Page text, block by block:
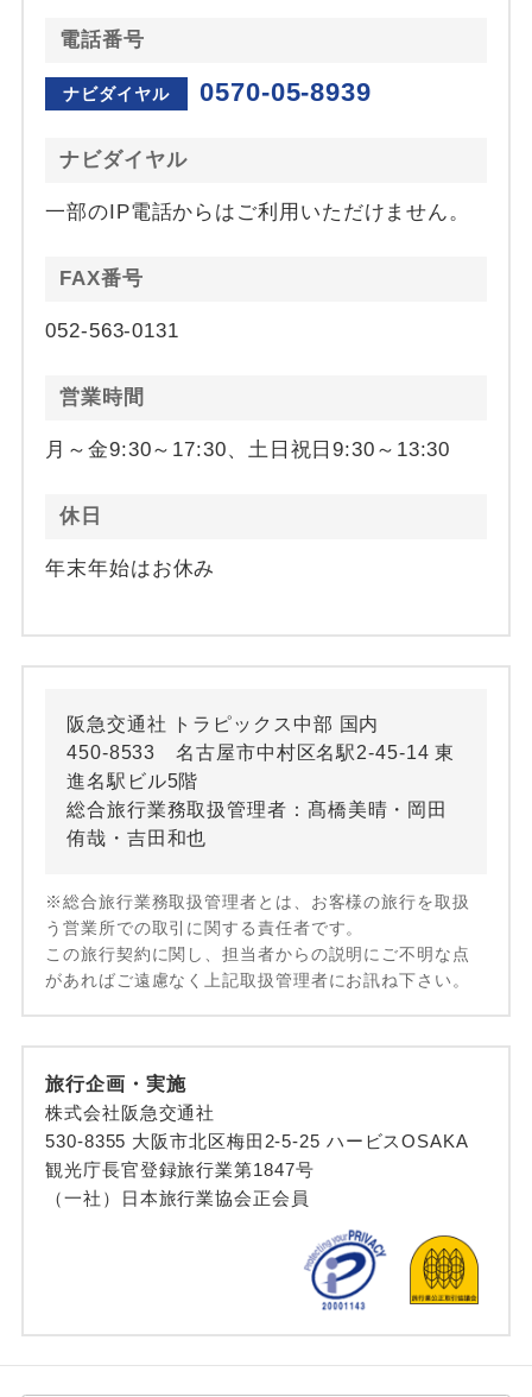
電話番号
ナビダイヤル 0570-05-8939
ナビダイヤル
一部のIP電話からはご利用いただけません。
FAX番号
052-563-0131
営業時間
月～金9:30～17:30、土日祝日9:30～13:30
休日
年末年始はお休み
阪急交通社 トラピックス中部 国内
450-8533 名古屋市中村区名駅2-45-14 東
進名駅ビル5階
総合旅行業務取扱管理者：髙橋美晴・岡田
侑哉・吉田和也
※総合旅行業務取扱管理者とは、お客様の旅行を取扱
う営業所での取引に関する責任者です。
この旅行契約に関し、担当者からの説明にご不明な点
があればご遠慮なく上記取扱管理者にお訊ね下さい。
旅行企画・実施
株式会社阪急交通社
530-8355 大阪市北区梅田2-5-25 ハービスOSAKA
観光庁長官登録旅行業第1847号
（一社）日本旅行業協会正会員